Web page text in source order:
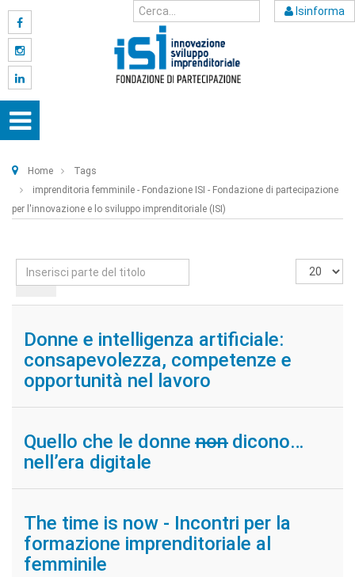
Isinforma
Home
Tags
imprenditoria femminile - Fondazione ISI - Fondazione di partecipazione
per l'innovazione e lo sviluppo imprenditoriale (ISI)
Inserisci
parte
del
Visualizza
n.
Donne e intelligenza artificiale:
consapevolezza, competenze e
opportunità nel lavoro
Quello che le donne n̶̶o̶̶n̶ dicono…
nell’era digitale
The time is now - Incontri per la
formazione imprenditoriale al
femminile